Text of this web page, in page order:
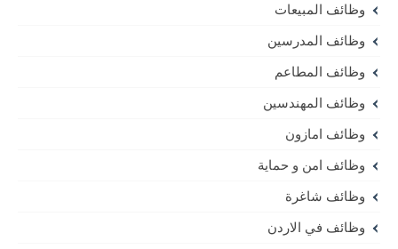
وظائف المبيعات
وظائف المدرسين
وظائف المطاعم
وظائف المهندسين
وظائف امازون
وظائف امن و حماية
وظائف شاغرة
وظائف في الاردن